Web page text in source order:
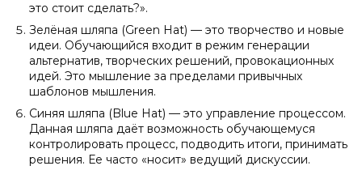
это стоит сделать?».
Зелёная шляпа (Green Hat) — это творчество и новые
идеи. Обучающийся входит в режим генерации
альтернатив, творческих решений, провокационных
идей. Это мышление за пределами привычных
шаблонов мышления.
Синяя шляпа (Blue Hat) — это управление процессом.
Данная шляпа даёт возможность обучающемуся
контролировать процесс, подводить итоги, принимать
решения. Ее часто «носит» ведущий дискуссии.